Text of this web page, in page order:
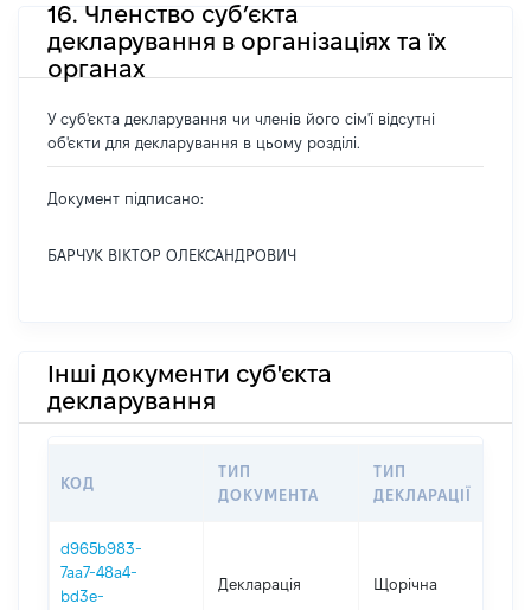
16. Членство суб’єкта
декларування в організаціях та їх
органах
У суб'єкта декларування чи членів його сім'ї відсутні
об'єкти для декларування в цьому розділі.
Документ підписано:
БАРЧУК ВІКТОР ОЛЕКСАНДРОВИЧ
Інші документи суб'єкта
декларування
КОД
ТИП
ДОКУМЕНТА
ТИП
ДЕКЛАРАЦІЇ
d965b983-
7aa7-48a4-
bd3e-
Декларація Щорічна